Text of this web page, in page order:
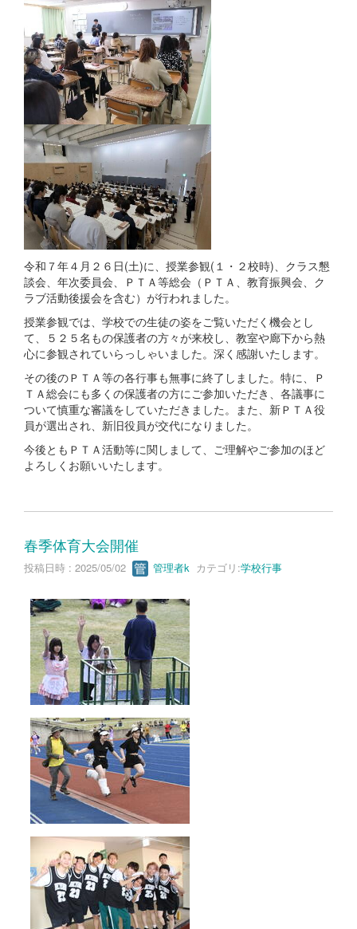
令和７年４月２６日(土)に、授業参観(１・２校時)、クラス懇
談会、年次委員会、ＰＴＡ等総会（ＰＴＡ、教育振興会、ク
ラブ活動後援会を含む）が行われました。
授業参観では、学校での生徒の姿をご覧いただく機会とし
て、５２５名もの保護者の方々が来校し、教室や廊下から熱
心に参観されていらっしゃいました。深く感謝いたします。
その後のＰＴＡ等の各行事も無事に終了しました。特に、Ｐ
ＴＡ総会にも多くの保護者の方にご参加いただき、各議事に
ついて慎重な審議をしていただきました。また、新ＰＴＡ役
員が選出され、新旧役員が交代になりました。
今後ともＰＴＡ活動等に関しまして、ご理解やご参加のほど
よろしくお願いいたします。
春季体育大会開催
投稿日時 : 2025/05/02 管理者k カテゴリ:学校行事